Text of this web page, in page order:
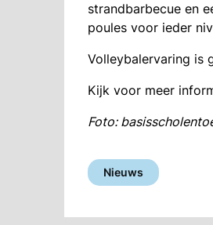
strandbarbecue en
poules voor ieder
Volleybalervaring is
Kijk voor meer
Foto:
Nieuws